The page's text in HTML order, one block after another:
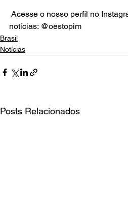
notícias: @oestopim
Brasil
Notícias
Posts Relacionados